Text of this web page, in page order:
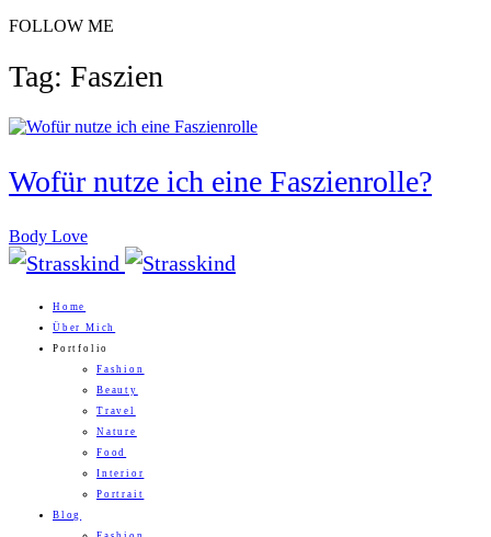
FOLLOW ME
Tag: Faszien
Wofür nutze ich eine Faszienrolle?
Body Love
Home
Über Mich
Portfolio
Fashion
Beauty
Travel
Nature
Food
Interior
Portrait
Blog